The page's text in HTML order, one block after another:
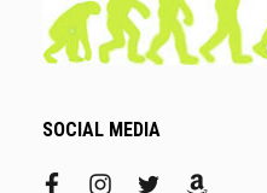
SOCIAL MEDIA